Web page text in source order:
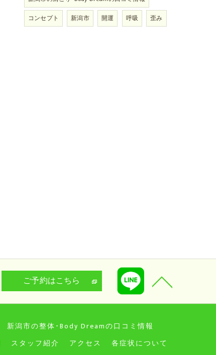
コンセプト
新潟市 開運 呼吸 歪み
ご予約はこちら
新潟市の整体･Body Dreamの口コミ情報
スタッフ紹介 アクセス 各症状について